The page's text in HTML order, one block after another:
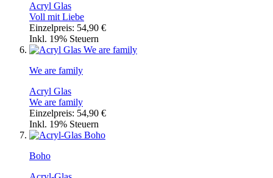
Acryl Glas
Voll mit Liebe
Einzelpreis: 54,90 €
Inkl. 19% Steuern
We are family
Acryl Glas
We are family
Einzelpreis: 54,90 €
Inkl. 19% Steuern
Boho